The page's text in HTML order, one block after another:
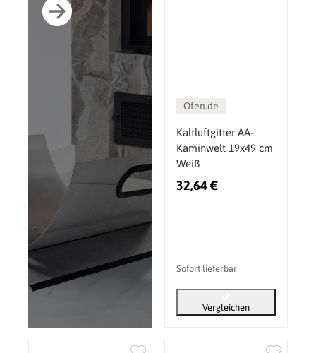
Ofen.de
Kaltluftgitter AA-
Kaminwelt 19x49 cm
Weiß
32,64 €
Sofort lieferbar
Vergleichen